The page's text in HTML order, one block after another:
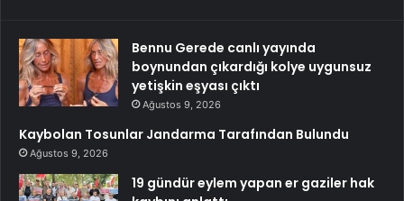
Bennu Gerede canlı yayında
boynundan çıkardığı kolye uygunsuz
yetişkin eşyası çıktı
Ağustos 9, 2026
Kaybolan Tosunlar Jandarma Tarafından Bulundu
Ağustos 9, 2026
19 gündür eylem yapan er gaziler hak